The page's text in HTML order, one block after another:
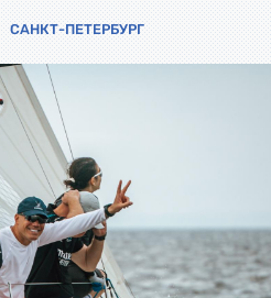
САНКТ-ПЕТЕРБУРГ